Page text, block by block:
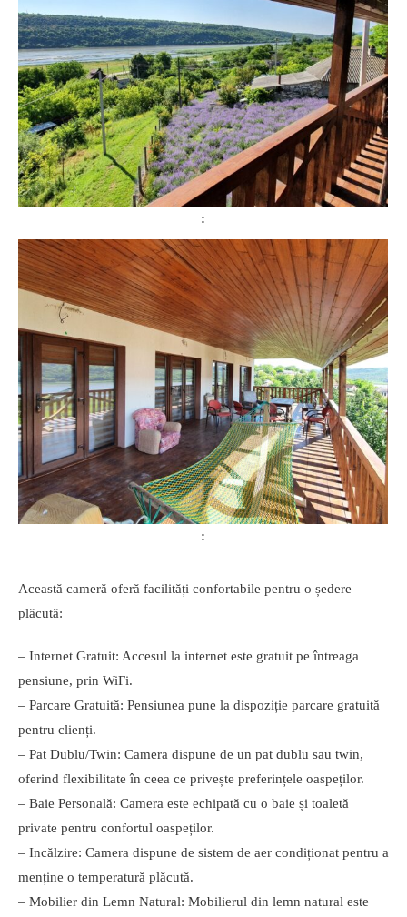
Această cameră oferă facilități confortabile pentru o ședere
plăcută:
– Internet Gratuit: Accesul la internet este gratuit pe întreaga
pensiune, prin WiFi.
– Parcare Gratuită: Pensiunea pune la dispoziție parcare gratuită
pentru clienți.
– Pat Dublu/Twin: Camera dispune de un pat dublu sau twin,
oferind flexibilitate în ceea ce privește preferințele oaspeților.
– Baie Personală: Camera este echipată cu o baie și toaletă
private pentru confortul oaspeților.
– Incălzire: Camera dispune de sistem de aer condiționat pentru a
menține o temperatură plăcută.
– Mobilier din Lemn Natural: Mobilierul din lemn natural este